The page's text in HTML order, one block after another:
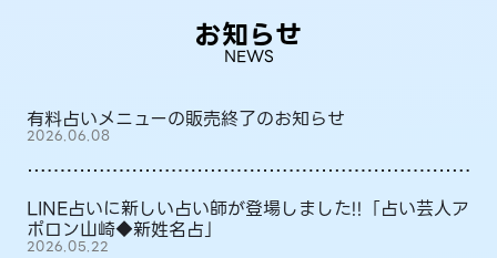
お知らせ
NEWS
有料占いメニューの販売終了のお知らせ
2026.06.08
LINE占いに新しい占い師が登場しました!!「占い芸人ア
ポロン山崎◆新姓名占」
2026.05.22